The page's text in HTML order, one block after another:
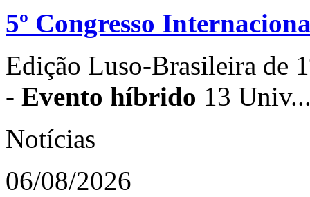
5º Congresso
Edição Luso-Brasileira de
- Evento híbrido 13
Notícias
06/08/2026